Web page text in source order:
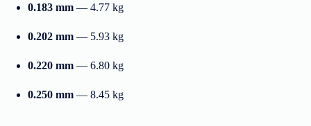
0.183 mm — 4.77 kg
0.202 mm — 5.93 kg
0.220 mm — 6.80 kg
0.250 mm — 8.45 kg